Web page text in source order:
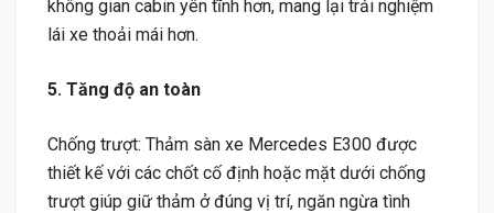
không gian cabin yên tĩnh hơn, mang lại trải nghiệm
lái xe thoải mái hơn.
5. Tăng độ an toàn
Chống trượt: Thảm sàn xe Mercedes E300 được
thiết kế với các chốt cố định hoặc mặt dưới chống
trượt giúp giữ thảm ở đúng vị trí, ngăn ngừa tình